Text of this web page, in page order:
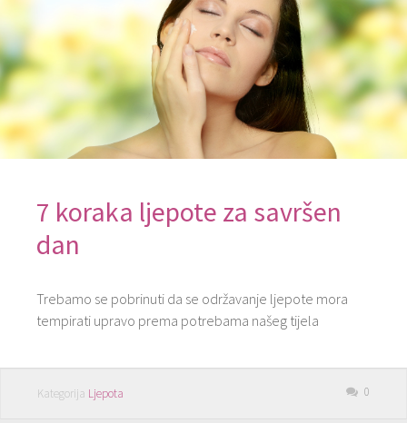
7 koraka ljepote za savršen
dan
Trebamo se pobrinuti da se održavanje ljepote mora
tempirati upravo prema potrebama našeg tijela
Kategorija Ljepota 0